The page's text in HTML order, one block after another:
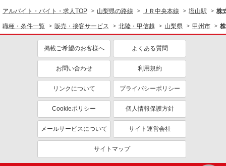
アルバイト・バイト・求人TOP 山梨県の路線 ＪＲ中央本線 塩山駅 株
職種・条件一覧 販売・接客サービス 北陸・甲信越 山梨県 甲州市
掲載ご希望のお客様へ よくある質問
お問い合わせ 利用規約
リンクについて プライバシーポリシー
Cookieポリシー 個人情報保護方針
メールサービスについて サイト運営会社
サイトマップ